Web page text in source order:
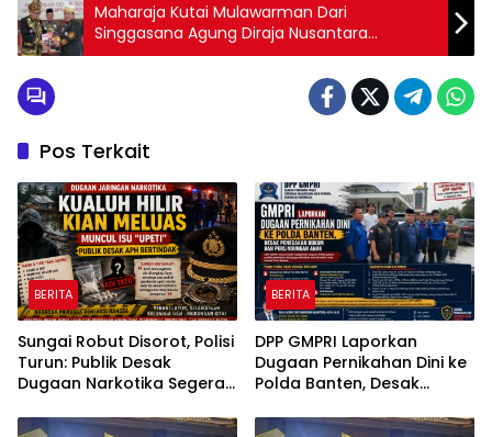
Maharaja Kutai Mulawarman Dari
Singgasana Agung Diraja Nusantara
Nyatakan Dukungan Penuh Atas Terpilih
Kembalinya DYTAM Depati Tiang Alam V,
Ir.Ahmad Fadzir Sani, M.M Sebagai Ketua
Pos Terkait
BERITA
Sungai Robut Disorot, Polisi
Turun: Publik Desak
Dugaan Narkotika Segera
BERITA
DPP GMPRI Laporkan
Dugaan Pernikahan Dini ke
Polda Banten, Desak
Perlindungan Anak